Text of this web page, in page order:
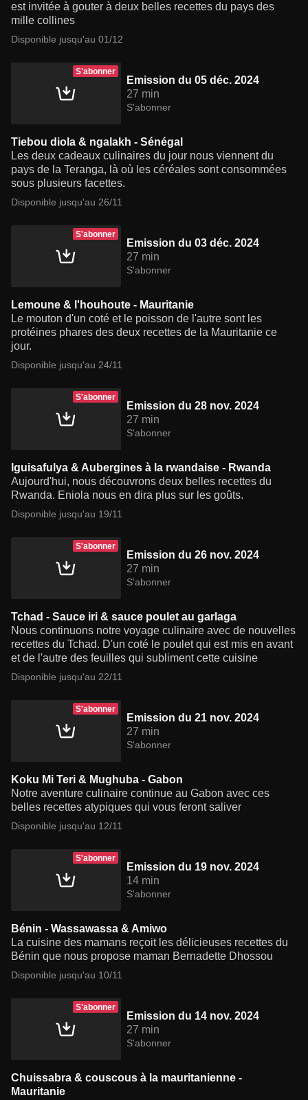
est invitée à gouter à deux belles recettes du pays des
mille collines
Disponible jusqu'au 01/12
S'abonner
Emission du 05 déc. 2024
27 min
S'abonner
Tiebou diola & ngalakh - Sénégal
Les deux cadeaux culinaires du jour nous viennent du
pays de la Teranga, là où les céréales sont consommées
sous plusieurs facettes.
Disponible jusqu'au 26/11
S'abonner
Emission du 03 déc. 2024
27 min
S'abonner
Lemoune & l'houhoute - Mauritanie
Le mouton d'un coté et le poisson de l'autre sont les
protéines phares des deux recettes de la Mauritanie ce
jour.
Disponible jusqu'au 24/11
S'abonner
Emission du 28 nov. 2024
27 min
S'abonner
Iguisafulya & Aubergines à la rwandaise - Rwanda
Aujourd'hui, nous découvrons deux belles recettes du
Rwanda. Eniola nous en dira plus sur les goûts.
Disponible jusqu'au 19/11
S'abonner
Emission du 26 nov. 2024
27 min
S'abonner
Tchad - Sauce iri & sauce poulet au garlaga
Nous continuons notre voyage culinaire avec de nouvelles
recettes du Tchad. D'un coté le poulet qui est mis en avant
et de l'autre des feuilles qui subliment cette cuisine
Disponible jusqu'au 22/11
S'abonner
Emission du 21 nov. 2024
27 min
S'abonner
Koku Mi Teri & Mughuba - Gabon
Notre aventure culinaire continue au Gabon avec ces
belles recettes atypiques qui vous feront saliver
Disponible jusqu'au 12/11
S'abonner
Emission du 19 nov. 2024
14 min
S'abonner
Bénin - Wassawassa & Amiwo
La cuisine des mamans reçoit les délicieuses recettes du
Bénin que nous propose maman Bernadette Dhossou
Disponible jusqu'au 10/11
S'abonner
Emission du 14 nov. 2024
27 min
S'abonner
Chuissabra & couscous à la mauritanienne -
Mauritanie